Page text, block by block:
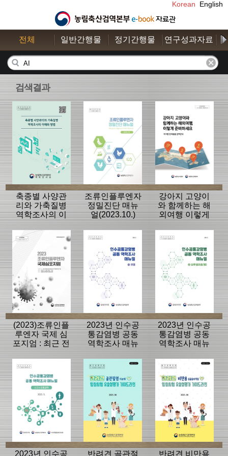
Korean English
전체 일반간행물 정기간행물 연구성과자료
검색결과
축종별 사양관
리와 가축질병
역학조사의 이
조류인플루엔자
정밀진단 매뉴
얼(2023.10.)
강아지 고양이
와 함께하는 해
외여행 이렇게
(2023)조류인플
루엔자 국제 심
포지엄 : 최근 전
및 연구 동향에
대한 고찰
2023년 인수공
통감염병 공동
역학조사 매뉴
2023년 인수공
통감염병 공동
역학조사 매뉴
(병))
2023년 인수공 반려견 골관절 반려견 비만용